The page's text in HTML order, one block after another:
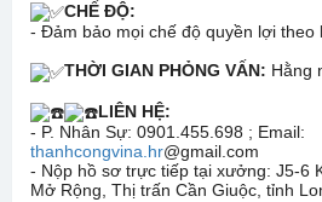
CHẾ ĐỘ:
- Đảm bảo mọi chế độ quyền lợi theo
THỜI GIAN PHỎNG VẤN: Hằng
LIÊN HỆ:
- P. Nhân Sự: 0901.455.698 ; Email:
thanhcongvina.hr@gmail.com
- Nộp hồ sơ trực tiếp tại xưởng: J5-6
Mở Rộng, Thị trấn Cần Giuộc, tỉnh